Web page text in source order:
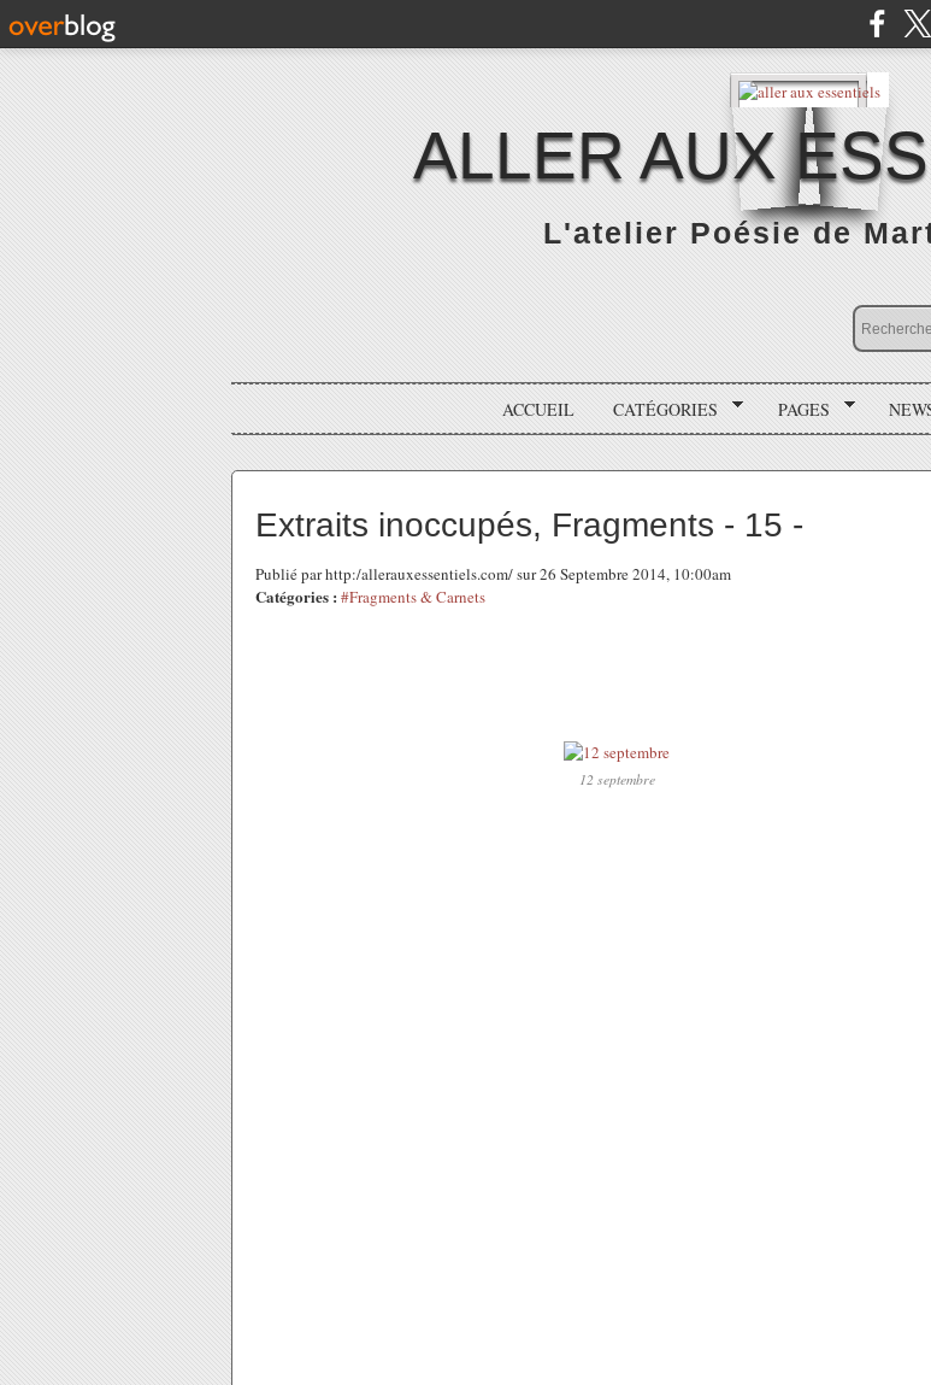
ALLER AUX
L'atelier Poésie de
ACCUEIL CATÉGORIES PAGES
Extraits inoccupés, Fragments - 15 -
Publié par http:/allerauxessentiels.com/ sur 26 Septembre 2014, 10:00am
Catégories : #Fragments & Carnets
12 septembre